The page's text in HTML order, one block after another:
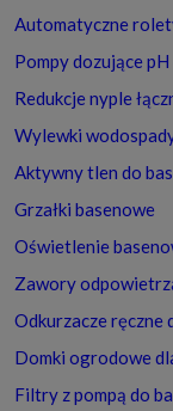
Automatyczne
Pompy dozujące pH
Redukcje nyple
Wylewki
Aktywny tlen do
Grzałki basenowe
Oświetlenie
Zawory
Odkurzacze ręczne
Domki ogrodowe
Filtry z pompą do